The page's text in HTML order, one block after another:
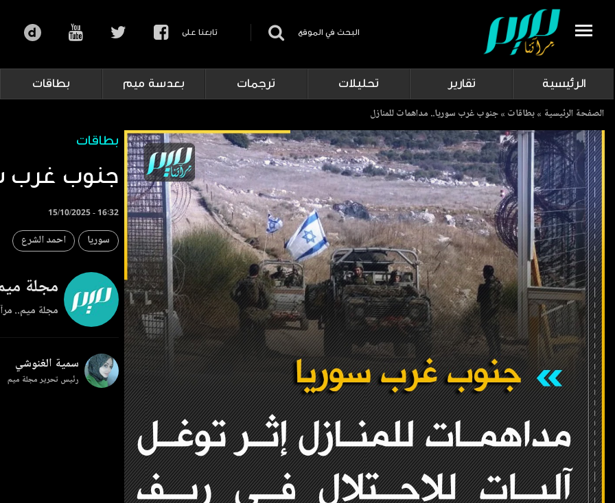
البحث في الموقع تابعنا على
الرئيسية تقارير تحليلات ترجمات بعدسة ميم بطاقات
Breadcrumb
الصفحة الرئيسية بطاقات جنوب غرب سوريا.. مداهمات للمنازل
بطاقات
جنوب غرب
15/10/2025 - 16:32
سوريا احمد الشرع
مجلة
مجلة ميم..
سمية الغنوشي
رئيس تحرير مجلة ميم